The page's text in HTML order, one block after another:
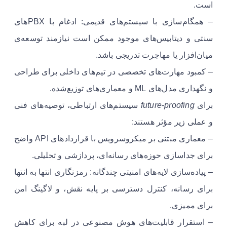
است.
– همگام‌سازی با سیستم‌های قدیمی: ادغام با PBXهای
سنتی و دیتابیس‌های موجود ممکن است نیازمند توسعه‌ی
میان‌افزار یا مهاجرت تدریجی باشد.
– کمبود مهارت‌های تخصصی در تیم‌های داخلی برای طراحی
و نگهداری مدل‌های ML و معماری‌های توزیع‌شده.
برایfuture-proofing سیستم‌های ارتباطی، توصیه‌های فنی
و عملی زیر مؤثر هستند:
– معماری مبتنی بر میکروسرویس با قراردادهای API واضح
برای جداسازی حوزه‌های رسانه‌ای، پردازشی و تحلیلی.
– پیاده‌سازی لایه‌های امنیتی چندگانه: رمزنگاری انتها به انتها
برای رسانه، کنترل دسترسی بر پایه نقش، و لاگینگ امن
برای ممیزی.
– استقرار قابلیت‌های هوش مصنوعی در لبه برای کاهش